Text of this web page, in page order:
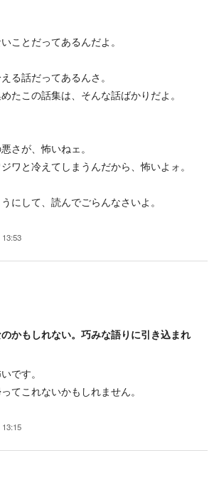
ことだってあるんだよ。
る話だってあるんさ。
たこの話集は、そんな話ばかりだよ。
さが、怖いねェ。
ワと冷えてしまうんだから、怖いよォ。
にして、読んでごらんなさいよ。
かもしれない。巧みな語りに引き込まれ
です。
てこれないかもしれません。